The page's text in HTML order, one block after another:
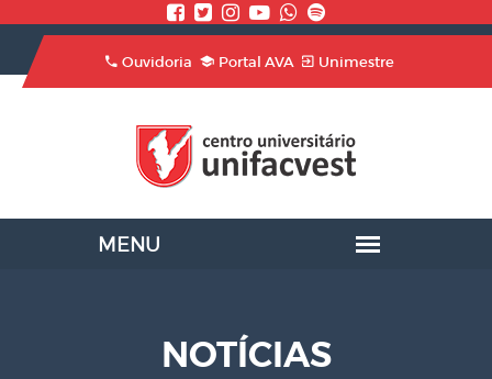
Ouvidoria Portal AVA Unimestre
NOTÍCIAS